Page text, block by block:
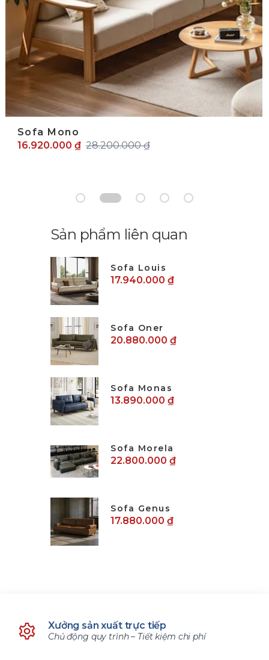
Sofa Mono
16.920.000 ₫ 28.200.000 ₫
Sản phẩm liên quan
Sofa Louis
17.940.000 ₫
Sofa Oner
20.880.000 ₫
Sofa Monas
13.890.000 ₫
Sofa Morela
22.800.000 ₫
Sofa Genus
17.880.000 ₫
Xưởng sản xuất trực tiếp
Chủ động quy trình – Tiết kiệm chi phí